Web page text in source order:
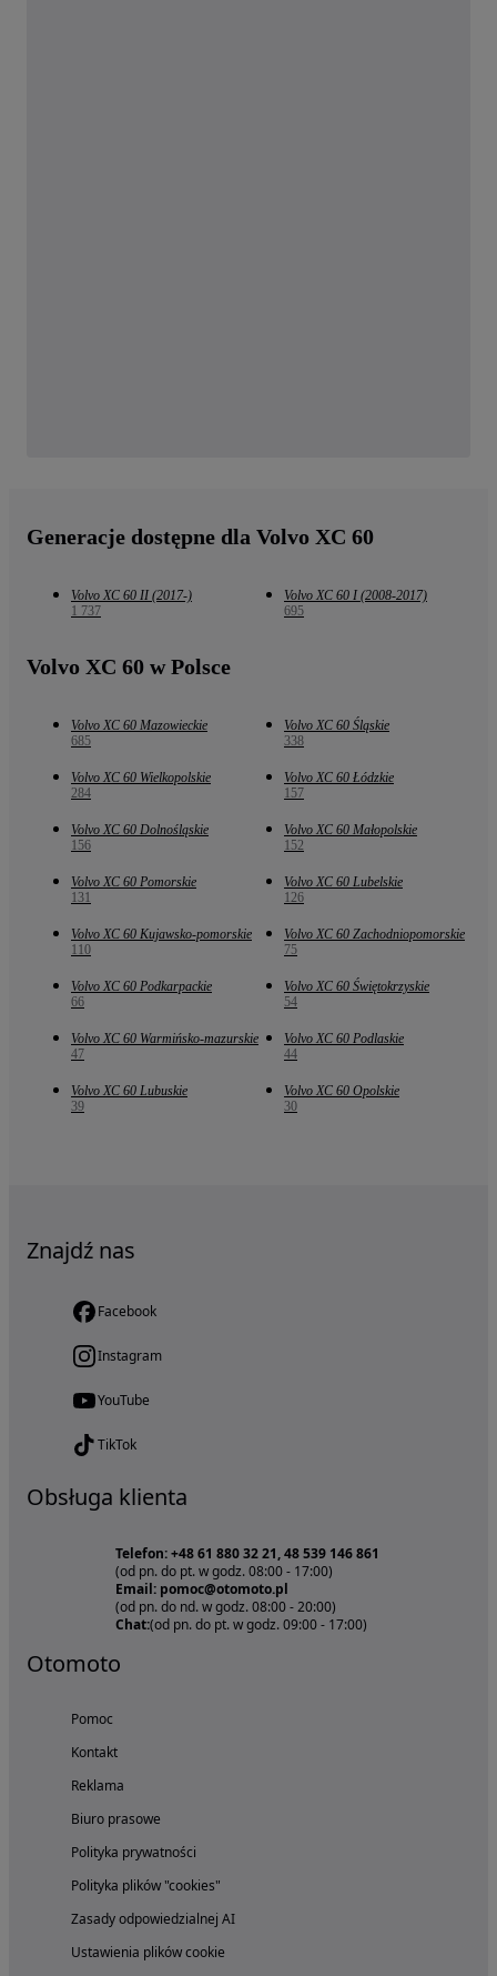
Generacje dostępne dla Volvo XC 60
Volvo XC 60 II (2017-)
1 737
Volvo XC 60 I (2008-2017)
695
Volvo XC 60 w Polsce
Volvo XC 60 Mazowieckie
685
Volvo XC 60 Śląskie
338
Volvo XC 60 Wielkopolskie
284
Volvo XC 60 Łódzkie
157
Volvo XC 60 Dolnośląskie
156
Volvo XC 60 Małopolskie
152
Volvo XC 60 Pomorskie
131
Volvo XC 60 Lubelskie
126
Volvo XC 60 Kujawsko-pomorskie
110
Volvo XC 60 Zachodniopomorskie
75
Volvo XC 60 Podkarpackie
66
Volvo XC 60 Świętokrzyskie
54
Volvo XC 60 Warmińsko-mazurskie
47
Volvo XC 60 Podlaskie
44
Volvo XC 60 Lubuskie
39
Volvo XC 60 Opolskie
30
Znajdź nas
Facebook
Instagram
YouTube
TikTok
Obsługa klienta
Telefon: +48 61 880 32 21, 48 539 146 861
(od pn. do pt. w godz. 08:00 - 17:00)
Email: pomoc@otomoto.pl
(od pn. do nd. w godz. 08:00 - 20:00)
Chat:(od pn. do pt. w godz. 09:00 - 17:00)
Otomoto
Pomoc
Kontakt
Reklama
Biuro prasowe
Polityka prywatności
Polityka plików "cookies"
Zasady odpowiedzialnej AI
Ustawienia plików cookie